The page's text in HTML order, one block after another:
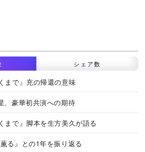
シェア数
まで』充の帰還の意味
、豪華初共演への期待
まで』脚本を生方美久が語る
る』との1年を振り返る